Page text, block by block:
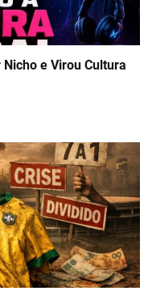
e Virou Cultura